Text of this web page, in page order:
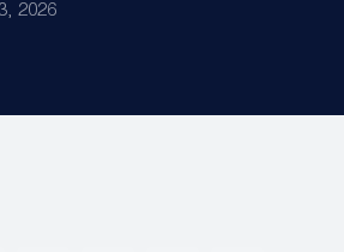
2026